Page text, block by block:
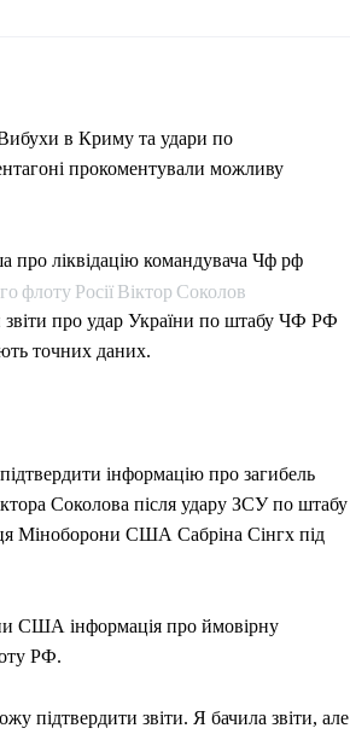
в Криму та удари по
прокоментували можливу
Росії Віктор Соколов
про удар України по штабу ЧФ РФ
точних даних.
інформацію про загибель
Соколова після удару ЗСУ по штабу
Міноборони США Сабріна Сінгх під
США інформація про ймовірну
РФ.
підтвердити звіти. Я бачила звіти, але